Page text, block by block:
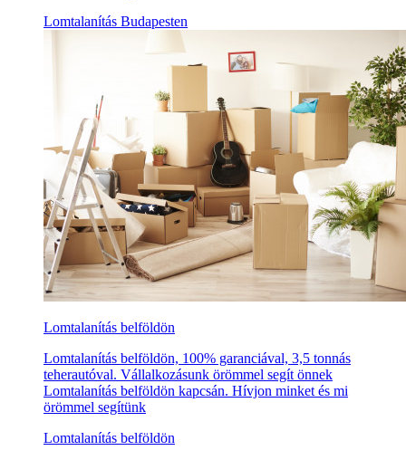
Lomtalanítás Budapesten
Lomtalanítás belföldön
Lomtalanítás belföldön, 100% garanciával, 3,5 tonnás
teherautóval. Vállalkozásunk örömmel segít önnek
Lomtalanítás belföldön kapcsán. Hívjon minket és mi
örömmel segítünk
Lomtalanítás belföldön